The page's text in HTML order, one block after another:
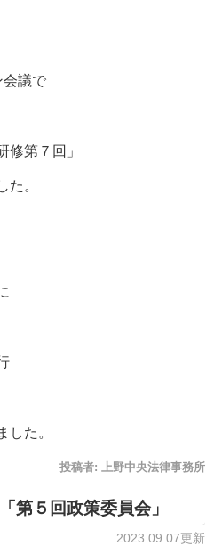
会議で
修第７回」
た。
した。
投稿者: 上野中央法律事務所
第５回政策委員会」
2023.09.07更新